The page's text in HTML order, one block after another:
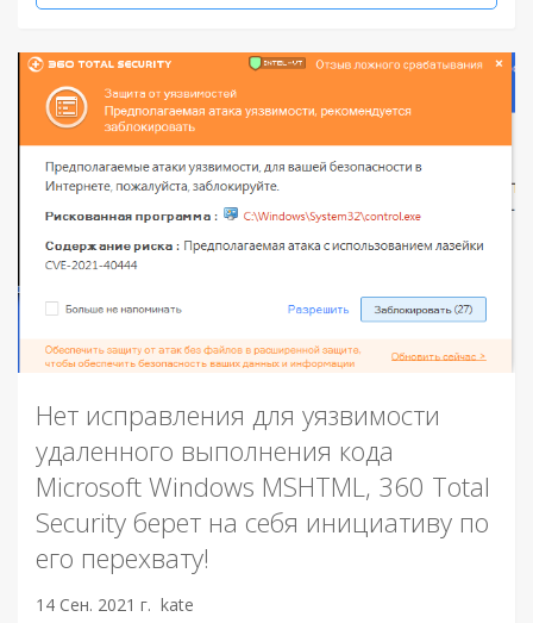
Нет исправления для уязвимости
удаленного выполнения кода
Microsoft Windows MSHTML, 360 Total
Security берет на себя инициативу по
его перехвату!
14 Сен. 2021 г. kate